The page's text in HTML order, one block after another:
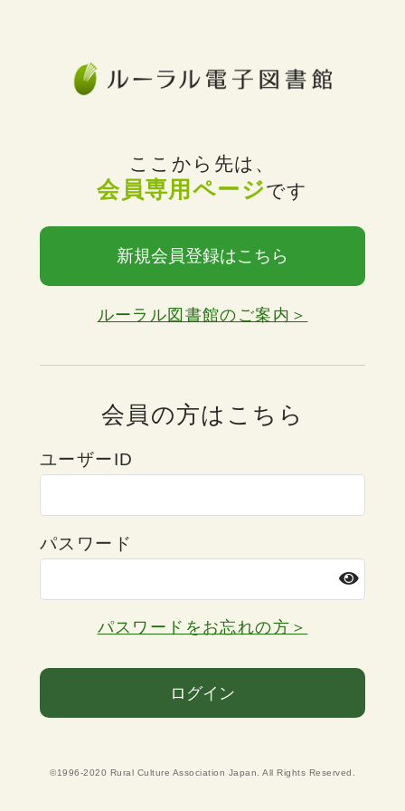
ここから先は、
会員専用ページです
新規会員登録はこちら
ルーラル図書館のご案内＞
会員の方はこちら
ユーザーID
パスワード
パスワードをお忘れの方＞
ログイン
©1996-2020 Rural Culture Association Japan. All Rights Reserved.